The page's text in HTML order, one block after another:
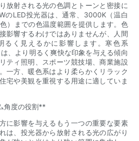
放射される光の色調とトーンと密接に
のLED投光器は、通常、3000K（温白
）までの色温度範囲を提供します。色
影響するわけではありませんが、人間
るく見えるかに影響します。寒色系
、より明るく爽快な印象を与える傾向
ティ照明、スポーツ競技場、商業施設
一方、暖色系はより柔らかくリラック
宅や美観を重視する用途に適していま
角度の役割**
に影響を与えるもう一つの重要な要素
は、投光器から放射される光の広がり